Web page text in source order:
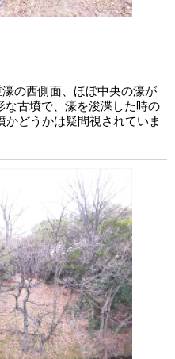
の西側面、ほぼ中央の濠が
な古墳で、濠を浚渫した時の
どうかは疑問視されていま